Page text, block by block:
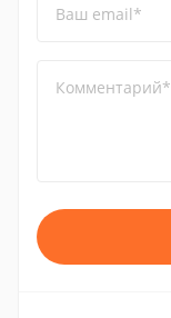
Ваш email*
Комментарий*